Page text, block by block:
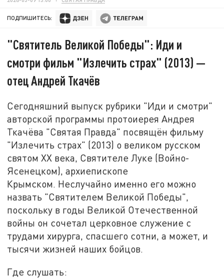
ПОДПИШИТЕСЬ:
"Святитель Великой Победы": Иди и
смотри фильм "Излечить страх" (2013) —
отец Андрей Ткачёв
Сегодняшний выпуск рубрики "Иди и смотри"
авторской программы протоиерея Андрея
Ткачёва "Святая Правда" посвящён фильму
"Излечить страх" (2013) о великом русском
святом XX века, Святителе Луке (Войно-
Ясенецком), архиепископе
Крымском. Неслучайно именно его можно
назвать "Святителем Великой Победы",
поскольку в годы Великой Отечественной
войны он сочетал церковное служение с
трудами хирурга, спасшего сотни, а может, и
тысячи жизней наших бойцов.
Где слушать: